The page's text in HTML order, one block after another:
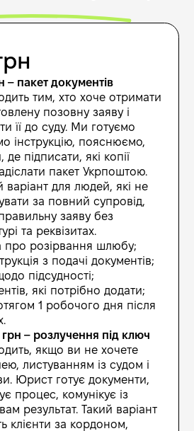
– пакет документів
тим, хто хоче отримати
позовну заяву і
її до суду. Ми готуємо
інструкцію, пояснюємо,
підписати, які копії
пакет Укрпоштою.
для людей, які не
за повний супровід,
заяву без
та реквізитах.
про розірвання шлюбу;
з подачі документів;
підсудності;
які потрібно додати;
1 робочого дня після
грн – розлучення під ключ
якщо ви не хочете
листуванням із судом і
Юрист готує документи,
процес, комунікує із
результат. Такий варіант
клієнти за кордоном,